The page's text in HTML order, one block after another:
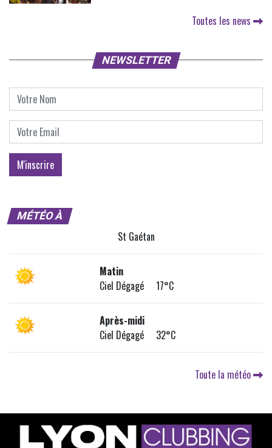
Toutes les news
NEWSLETTER
MÉTÉO À
St Gaétan
Matin
Ciel Dégagé 17°C
Après-midi
Ciel Dégagé 32°C
Toute la météo